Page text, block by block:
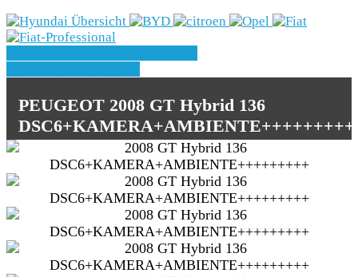
PEUGEOT 2008 GT Hybrid 136
DSC6+KAMERA+AMBIENTE+++++++++